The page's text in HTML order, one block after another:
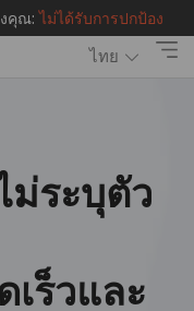
งคุณ:ไม่ได้รับการปกป้อง
ไทย
ม่ระบุตัว
ร็วและ